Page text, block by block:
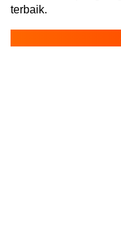
terbaik.